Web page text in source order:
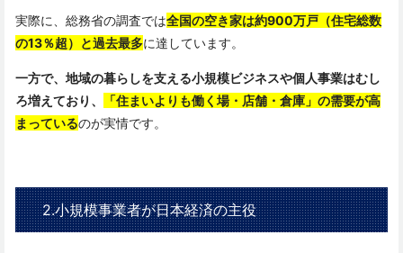
実際に、総務省の調査では全国の空き家は約900万戸（住宅総数
の13％超）と過去最多に達しています。
一方で、地域の暮らしを支える小規模ビジネスや個人事業はむし
ろ増えており、
「住まいよりも働く場・店舗・倉庫」の需要が高
まっているのが実情です。
2.小規模事業者が日本経済の主役